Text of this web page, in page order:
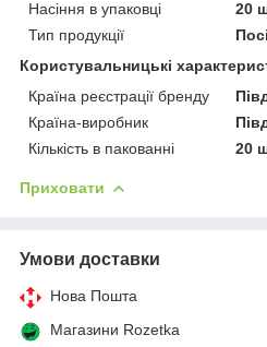
Насіння в упаковці
20
Тип продукції
Користувальницькі
Країна реєстрації бренду
Країна-виробник
Кількість в пакованні
20
Приховати
Умови доставки
Нова Пошта
Магазини Rozetka